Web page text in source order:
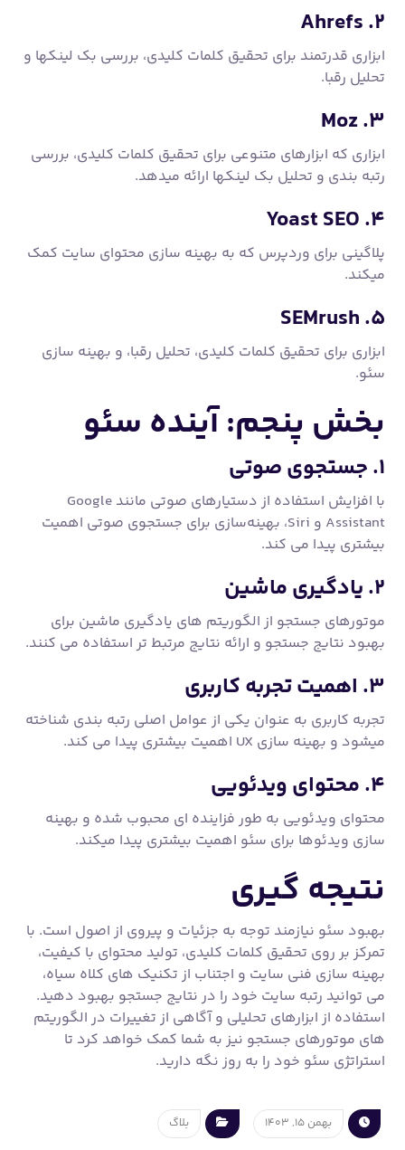
۲. Ahrefs
ابزاری قدرتمند برای تحقیق کلمات کلیدی، بررسی بک لینکها و
تحلیل رقبا.
۳. Moz
ابزاری که ابزارهای متنوعی برای تحقیق کلمات کلیدی، بررسی
رتبه بندی و تحلیل بک لینکها ارائه میدهد.
۴. Yoast SEO
پلاگینی برای وردپرس که به بهینه سازی محتوای سایت کمک
میکند.
۵. SEMrush
ابزاری برای تحقیق کلمات کلیدی، تحلیل رقبا، و بهینه سازی
سئو.
بخش پنجم: آینده سئو
۱. جستجوی صوتی
با افزایش استفاده از دستیارهای صوتی مانند Google
Assistant و Siri، بهینه‌سازی برای جستجوی صوتی اهمیت
بیشتری پیدا می کند.
۲. یادگیری ماشین
موتورهای جستجو از الگوریتم های یادگیری ماشین برای
بهبود نتایج جستجو و ارائه نتایج مرتبط تر استفاده می کنند.
۳. اهمیت تجربه کاربری
تجربه کاربری به عنوان یکی از عوامل اصلی رتبه بندی شناخته
میشود و بهینه سازی UX اهمیت بیشتری پیدا می کند.
۴. محتوای ویدئویی
محتوای ویدئویی به طور فزاینده ای محبوب شده و بهینه
سازی ویدئوها برای سئو اهمیت بیشتری پیدا میکند.
نتیجه گیری
بهبود سئو نیازمند توجه به جزئیات و پیروی از اصول است. با
تمرکز بر روی تحقیق کلمات کلیدی، تولید محتوای با کیفیت،
بهینه سازی فنی سایت و اجتناب از تکنیک های کلاه سیاه،
می توانید رتبه سایت خود را در نتایج جستجو بهبود دهید.
استفاده از ابزارهای تحلیلی و آگاهی از تغییرات در الگوریتم
های موتورهای جستجو نیز به شما کمک خواهد کرد تا
استراتژی سئو خود را به روز نگه دارید.
بهمن ۱۵, ۱۴۰۳ بلاگ